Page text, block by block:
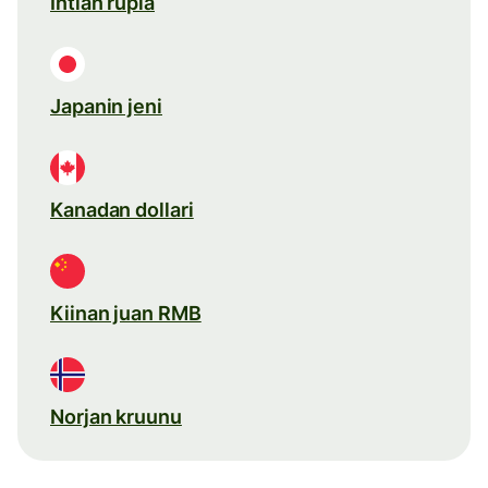
Japanin jeni
Kanadan dollari
Kiinan juan RMB
Norjan kruunu